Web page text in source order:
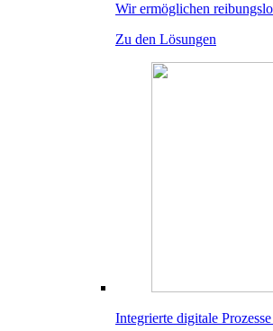
Wir ermöglichen
Zu den Lösungen
Integrierte digitale